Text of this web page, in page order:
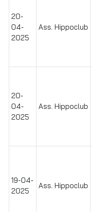
20-
04-
2025
Ass. Hippoclub
20-
04-
2025
Ass. Hippoclub
19-04-
2025
Ass. Hippoclub